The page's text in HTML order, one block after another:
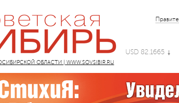
ОБЛАСТИ | WWW.SOVSIBIR.RU
USD 82.1665